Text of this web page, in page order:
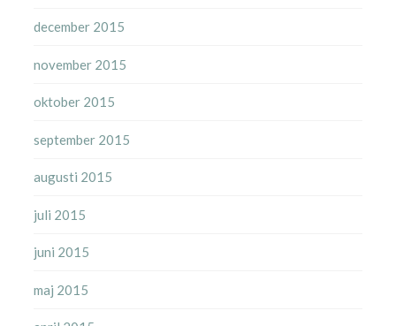
december 2015
november 2015
oktober 2015
september 2015
augusti 2015
juli 2015
juni 2015
maj 2015